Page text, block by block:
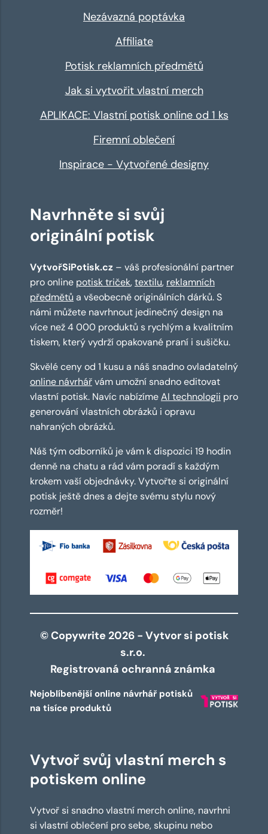
Nezávazná poptávka
Affiliate
Potisk reklamních předmětů
Jak si vytvořit vlastní merch
APLIKACE: Vlastní potisk online od 1 ks
Firemní oblečení
Inspirace - Vytvořené designy
Navrhněte si svůj
originální potisk
VytvořSiPotisk.cz – váš profesionální partner
pro online potisk triček,textilu, reklamních
předmětů a všeobecně originálních dárků. S
námi můžete navrhnout jedinečný design na
více než 4 000 produktů s rychlým a kvalitním
tiskem, který vydrží opakované praní i sušičku.
Skvělé ceny od 1 kusu a náš snadno ovladatelný
online návrhářvám umožní snadno editovat
vlastní potisk. Navíc nabízímeAI technologii pro
generování vlastních obrázků i opravu
nahraných obrázků.
Náš tým odborníků je vám k dispozici 19 hodin
denně na chatu a rád vám poradí s každým
krokem vaší objednávky. Vytvořte si originální
potisk ještě dnes a dejte svému stylu nový
rozměr!
© Copywrite 2026 - Vytvor si potisk
s.r.o.
Registrovaná ochranná známka
Nejoblíbenější online návrhář potisků
na tisíce produktů
Vytvoř svůj vlastní merch s
potiskem online
Vytvoř si snadno vlastní merch online, navrhni
si vlastní oblečení pro sebe, skupinu nebo